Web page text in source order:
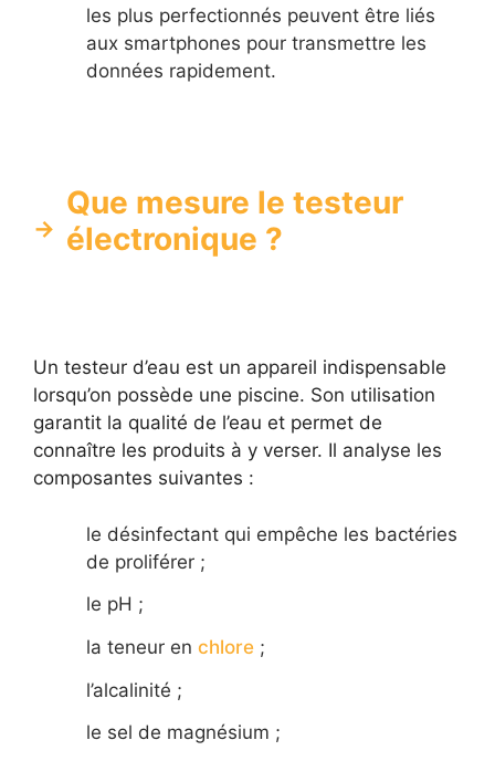
les plus perfectionnés peuvent être liés
aux smartphones pour transmettre les
données rapidement.
Que mesure le testeur
électronique ?
Un testeur d’eau est un appareil indispensable
lorsqu’on possède une piscine. Son utilisation
garantit la qualité de l’eau et permet de
connaître les produits à y verser. Il analyse les
composantes suivantes :
le désinfectant qui empêche les bactéries
de proliférer ;
le pH ;
la teneur en chlore ;
l’alcalinité ;
le sel de magnésium ;